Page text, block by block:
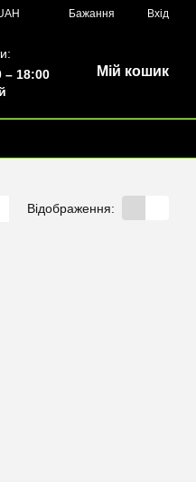
Бажання Вхід
– 18:00
Мій кошик
Відображення: